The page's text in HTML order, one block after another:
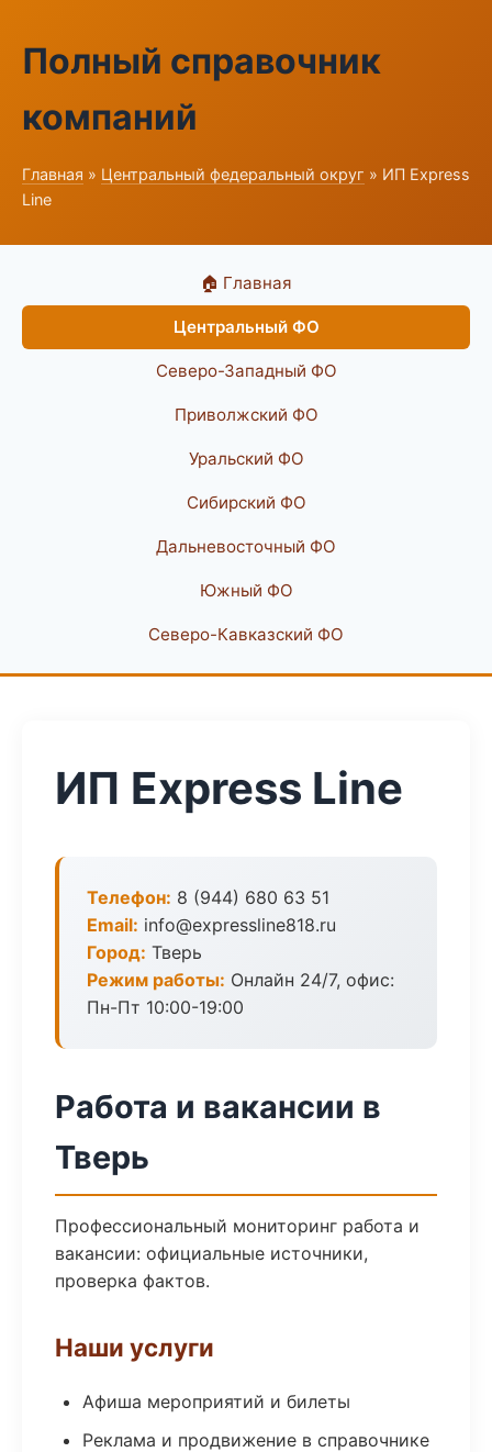
Полный справочник
компаний
Главная » Центральный федеральный округ » ИП Express
Line
🏠 Главная
Центральный ФО
Северо-Западный ФО
Приволжский ФО
Уральский ФО
Сибирский ФО
Дальневосточный ФО
Южный ФО
Северо-Кавказский ФО
ИП Express Line
Телефон: 8 (944) 680 63 51
Email: info@expressline818.ru
Город: Тверь
Режим работы: Онлайн 24/7, офис:
Пн-Пт 10:00-19:00
Работа и вакансии в
Тверь
Профессиональный мониторинг работа и
вакансии: официальные источники,
проверка фактов.
Наши услуги
Афиша мероприятий и билеты
Реклама и продвижение в справочнике